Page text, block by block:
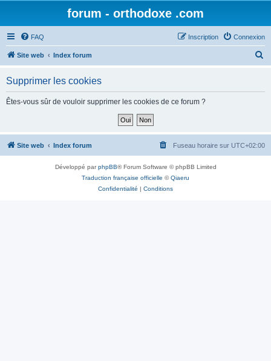
forum - orthodoxe .com
FAQ Connexion
Inscription
Site web Index forum
h
Supprimer les cookies
Êtes-vous sûr de vouloir supprimer les cookies de ce forum ?
Site web Index forum Fuseau horaire sur UTC+02:00
Développé parphpBB® Forum Software © phpBB Limited
Traduction française officielle ©Qiaeru
Confidentialité | Conditions